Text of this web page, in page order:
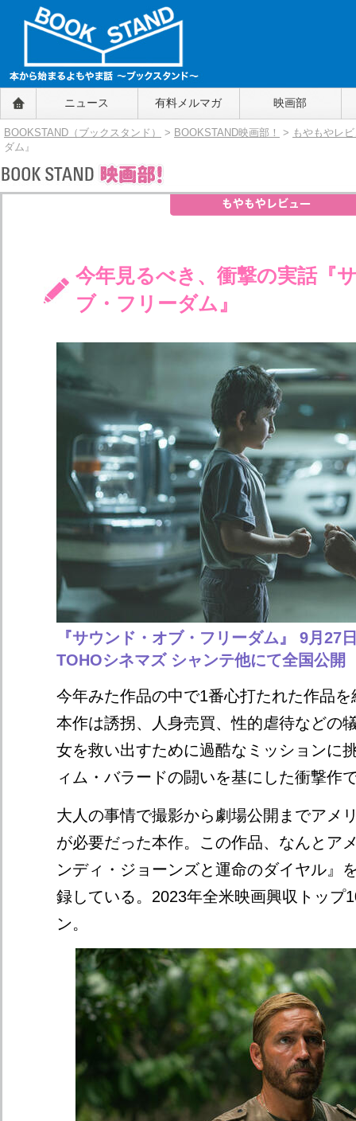
BOOKSTAND（ブックスタンド）
～本から始まるよもやま話～
BOOKSTAND（ブ
ックスタンド）
ニュース 有料メルマガ 映画部
BOOKSTAND（ブックスタンド） > BOOKSTAND映画部！ > もやもやレ
ダム』
今年見るべき、衝撃の実話『
ブ・フリーダム』
『サウンド・オブ・フリーダム』 9月27
TOHOシネマズ シャンテ他にて全国公開
今年みた作品の中で1番心打たれた作品
本作は誘拐、人身売買、性的虐待などの
女を救い出すために過酷なミッションに
ィム・バラードの闘いを基にした衝撃作
大人の事情で撮影から劇場公開までアメ
が必要だった本作。この作品、なんとア
ンディ・ジョーンズと運命のダイヤル』
録している。2023年全米映画興収トップ
ン。